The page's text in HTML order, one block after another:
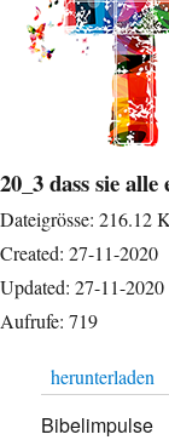
20_3 dass sie alle
Dateigrösse: 216.12
Created: 27-11-2020
Updated: 27-11-2020
Aufrufe: 719
herunterladen
Bibelimpulse